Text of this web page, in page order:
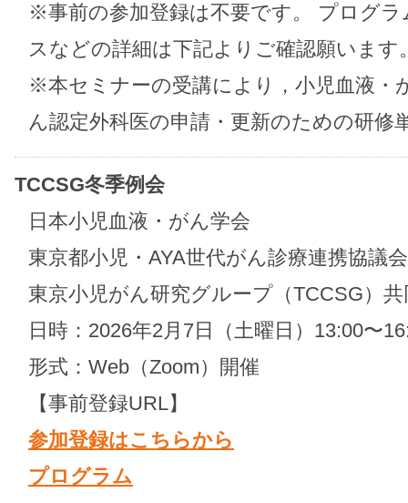
※事前の参加登録は不要です。 プログ
スなどの詳細は下記よりご確認願います
※本セミナーの受講により，小児血液・
ん認定外科医の申請・更新のための研修
TCCSG冬季例会
日本小児血液・がん学会
東京都小児・AYA世代がん診療連携協議会
東京小児がん研究グループ（TCCSG）
日時：2026年2月7日（土曜日）13:00〜
形式：Web（Zoom）開催
【事前登録URL】
参加登録はこちらから
プログラム